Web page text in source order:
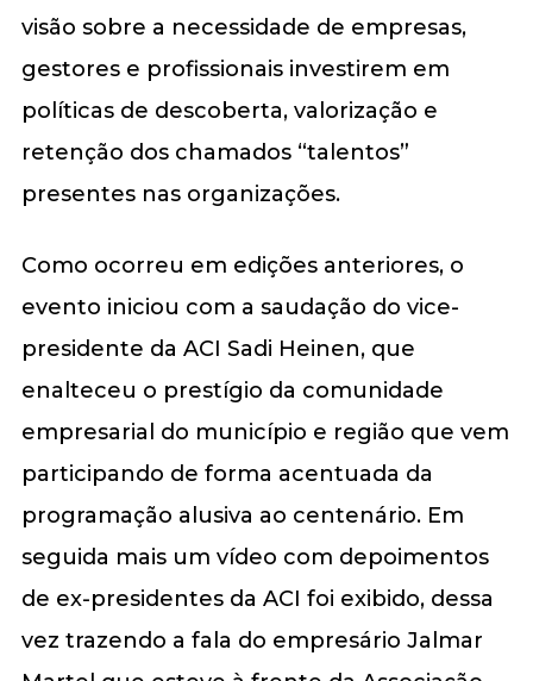
visão sobre a necessidade de empresas,
gestores e profissionais investirem em
políticas de descoberta, valorização e
retenção dos chamados “talentos”
presentes nas organizações.
Como ocorreu em edições anteriores, o
evento iniciou com a saudação do vice-
presidente da ACI Sadi Heinen, que
enalteceu o prestígio da comunidade
empresarial do município e região que vem
participando de forma acentuada da
programação alusiva ao centenário. Em
seguida mais um vídeo com depoimentos
de ex-presidentes da ACI foi exibido, dessa
vez trazendo a fala do empresário Jalmar